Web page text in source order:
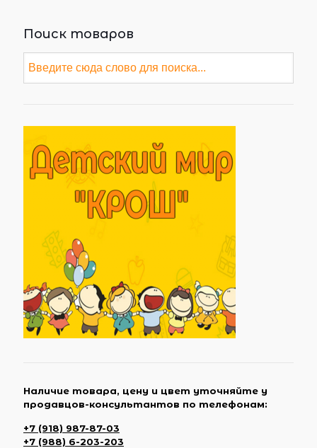
Поиск товаров
Наличие товара, цену и цвет уточняйте у
продавцов-консультантов по телефонам:
+7 (918) 987-87-03
+7 (988) 6-203-203